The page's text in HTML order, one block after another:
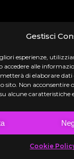
Gestisci
esperienze,
accedere alle
di elaborare
sito. Non acconsentire
alcune caratteristiche
Cookie